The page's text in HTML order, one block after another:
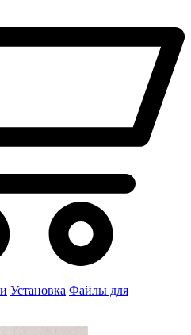
Установка Файлы для